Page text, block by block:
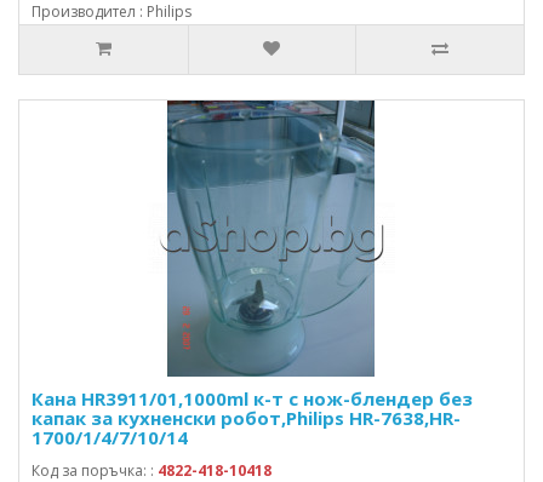
Производител : Philips
Кана HR3911/01,1000ml к-т с нож-блендер без
капак за кухненски робот,Philips HR-7638,HR-
1700/1/4/7/10/14
Код за поръчка: : 4822-418-10418